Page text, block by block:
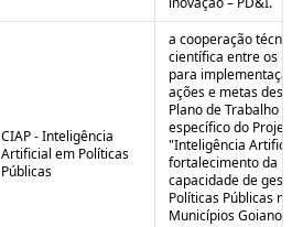
CIAP - Inteligência
Artificial em Políticas
Públicas
a cooperação
científica entre os
para
ações e metas
Plano de Trabalho
específico do
"Inteligência
fortalecimento da
capacidade de
Políticas Públicas
Municípios